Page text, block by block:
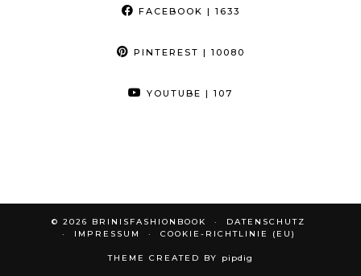
FACEBOOK | 1633
PINTEREST | 10080
YOUTUBE | 107
© 2026 BRINISFASHIONBOOK
DATENSCHUTZ
IMPRESSUM
COOKIE-RICHTLINIE (EU)
THEME CREATED BY pipdig